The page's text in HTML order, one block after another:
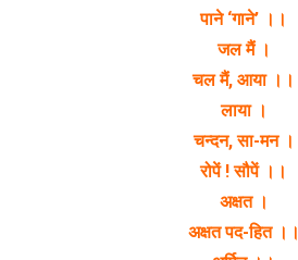
पाने ‘गाने’ ।।
जल मैं ।
चल मैं, आया ।।
लाया ।
चन्दन, सा-मन ।
रोपें ! सौपें ।।
अक्षत ।
अक्षत पद-हित ।।